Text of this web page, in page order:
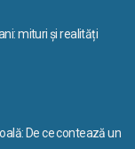
mituri și realități
De ce contează un